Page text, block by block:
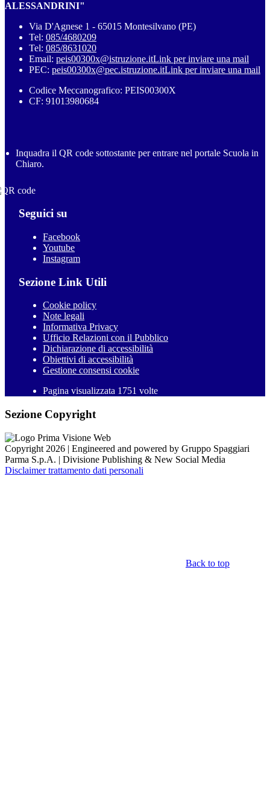
ALESSANDRINI"
Via D'Agnese 1 - 65015 Montesilvano (PE)
Tel: 085/4680209
Tel: 085/8631020
Email: peis00300x@istruzione.itLink per inviare una mail
PEC: peis00300x@pec.istruzione.itLink per inviare una mail
Codice Meccanografico: PEIS00300X
CF: 91013980684
Inquadra il QR code sottostante per entrare nel portale Scuola in
Chiaro.
Seguici su
Facebook
Youtube
Instagram
Sezione Link Utili
Cookie policy
Note legali
Informativa Privacy
Ufficio Relazioni con il Pubblico
Dichiarazione di accessibilità
Obiettivi di accessibilità
Gestione consensi cookie
Pagina visualizzata 1751 volte
Sezione Copyright
Copyright 2026 | Engineered and powered by Gruppo Spaggiari
Parma S.p.A. | Divisione Publishing & New Social Media
Disclaimer trattamento dati personali
Back to top